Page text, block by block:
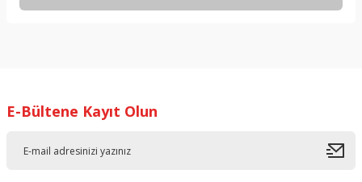
Ürün resmi kalitesiz, bozuk veya görüntülenemiyor.
E-Bültene Kayıt Olun